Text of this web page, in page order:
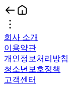
회사 소개
이용약관
개인정보처리방침
청소년보호정책
고객센터